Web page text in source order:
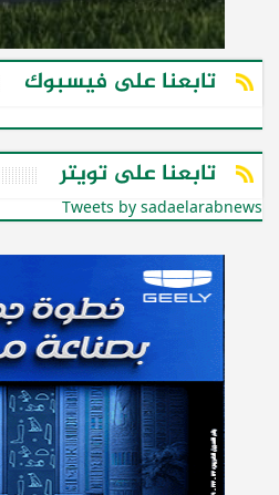
تابعنا على فيسبوك
تابعنا على تويتر
Tweets by sadaelarabnews